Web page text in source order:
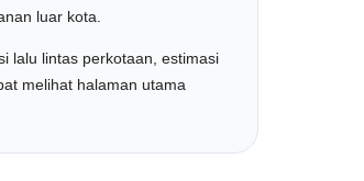
luar kota.
lalu lintas perkotaan, estimasi
melihat halaman utama